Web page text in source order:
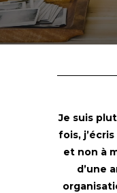
Je suis
fois,
et non à
d’une